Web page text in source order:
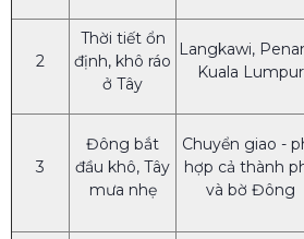
2
Thời tiết ổn
định, khô ráo
ở Tây
Langkawi,
Kuala Lumpur
3
Đông bắt
đầu khô, Tây
mưa nhẹ
Chuyển giao -
hợp cả thành
và bờ Đông